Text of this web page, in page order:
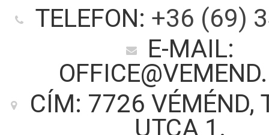
TELEFON: +36 (69)
E-MAIL:
CÍM: 7726 VÉMÉND,
UTCA 1.